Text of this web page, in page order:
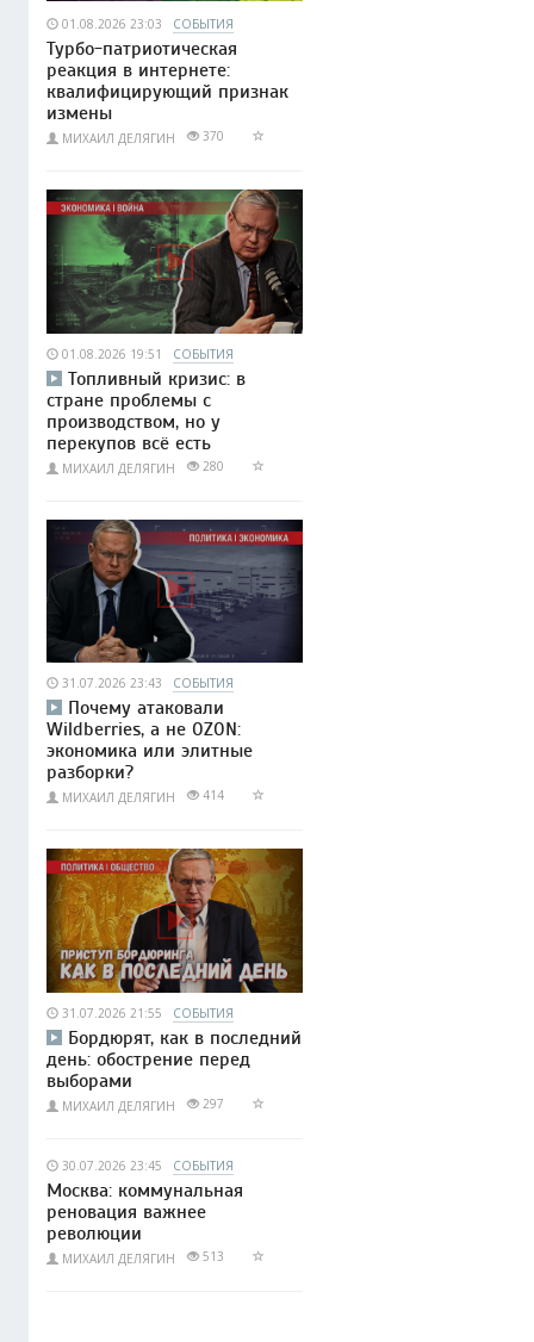
01.08.2026 23:03 СОБЫТИЯ
Турбо-патриотическая
реакция в интернете:
квалифицирующий признак
измены
МИХАИЛ ДЕЛЯГИН 370
01.08.2026 19:51 СОБЫТИЯ
Топливный кризис: в
стране проблемы с
производством, но у
перекупов всё есть
МИХАИЛ ДЕЛЯГИН 280
31.07.2026 23:43 СОБЫТИЯ
Почему атаковали
Wildberries, а не OZON:
экономика или элитные
разборки?
МИХАИЛ ДЕЛЯГИН 414
31.07.2026 21:55 СОБЫТИЯ
Бордюрят, как в последний
день: обострение перед
выборами
МИХАИЛ ДЕЛЯГИН 297
30.07.2026 23:45 СОБЫТИЯ
Москва: коммунальная
реновация важнее
революции
МИХАИЛ ДЕЛЯГИН 513